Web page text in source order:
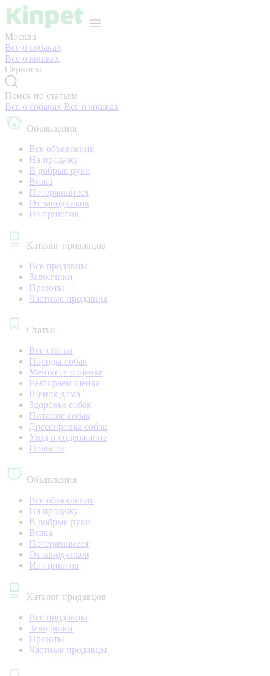
Москва
Всё о собаках
Всё о кошках
Сервисы
Поиск по статьям
Всё о собаках Всё о кошках
Объявления
Все объявления
На продажу
В добрые руки
Вязка
Потерявшиеся
От заводчиков
Из приютов
Каталог продавцов
Все продавцы
Заводчики
Приюты
Частные продавцы
Статьи
Все статьи
Породы собак
Мечтаете о щенке
Выбираем щенка
Щенок дома
Здоровье собак
Питание собак
Дрессировка собак
Уход и содержание
Новости
Объявления
Все объявления
На продажу
В добрые руки
Вязка
Потерявшиеся
От заводчиков
Из приютов
Каталог продавцов
Все продавцы
Заводчики
Приюты
Частные продавцы